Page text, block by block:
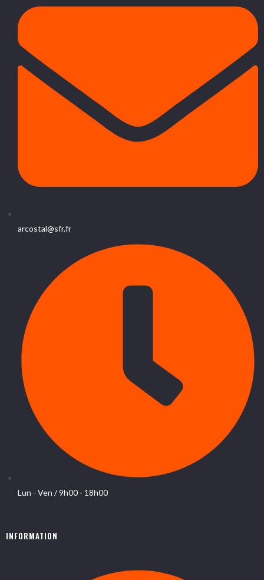
arcostal@sfr.fr
Lun - Ven / 9h00 - 18h00
INFORMATION